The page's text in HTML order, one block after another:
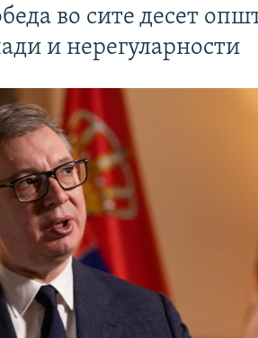
во сите десет
и нерегуларности